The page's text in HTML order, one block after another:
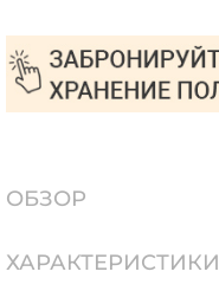
ОБЗОР
ХАРАКТЕРИСТИКИ